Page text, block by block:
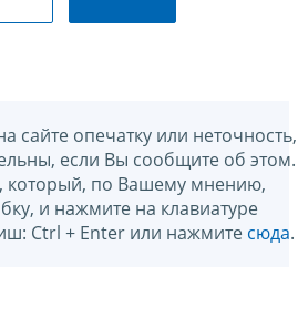
сайте опечатку или неточность,
если Вы сообщите об этом.
который, по Вашему мнению,
и нажмите на клавиатуре
Ctrl + Enter или нажмите сюда.